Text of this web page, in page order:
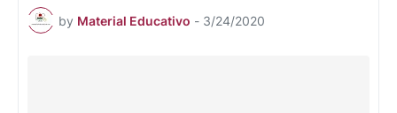
by Material Educativo - 3/24/2020